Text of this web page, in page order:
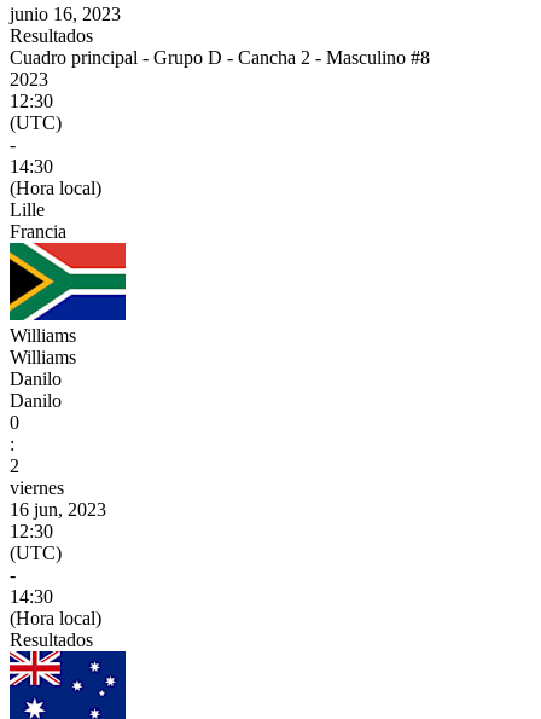
junio 16, 2023
Resultados
Cuadro principal - Grupo D - Cancha 2 - Masculino #8
2023
12:30
(UTC)
-
14:30
(Hora local)
Lille
Francia
Williams
Williams
Danilo
Danilo
0
:
2
viernes
16 jun, 2023
12:30
(UTC)
-
14:30
(Hora local)
Resultados